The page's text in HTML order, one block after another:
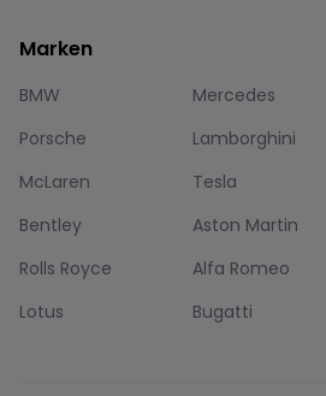
Marken
BMW Mercedes
Porsche
Lamborghini
McLaren
Tesla
Bentley
Aston Martin
Rolls Royce
Alfa Romeo
Lotus
Bugatti